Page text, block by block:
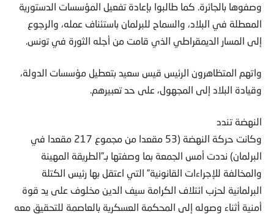
وصفوها بالجائرة. كما طالبوا بإعادة تفعيل المؤسسات الدستورية
المعطلة في البلاد، والسماح للبرلمان باستئناف عمله، والرجوع
إلى المسار الديمقراطي الذي قامت من أجله الثورة في تونس.
واتهم المتظاهرون الرئيس قيس سعيد بتعطيل مؤسسات الدولة،
وقيادة البلاد إلى المجهول، على حد تعبيرهم.
النهضة تندد
وكانت حركة النهضة (53 مقعدا من مجموع 217 مقعدا في
البرلمان) نددت أمس الجمعة بما وصفتها بـ”الطريقة المهينة
والمخالفة للإجراءات القانونية” التي اعتقل بها رئيس الكتلة
البرلمانية لحزب ائتلاف الكرامة سيف الدين مخلوف على يد قوة
أمنية أثناء وصوله إلى المحكمة العسكرية بالعاصمة للتحقيق معه